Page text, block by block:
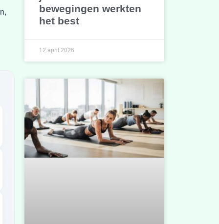
bewegingen werkten
het best
12 april 2026